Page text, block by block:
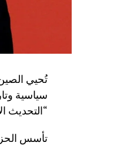
سياسية
“التحديث